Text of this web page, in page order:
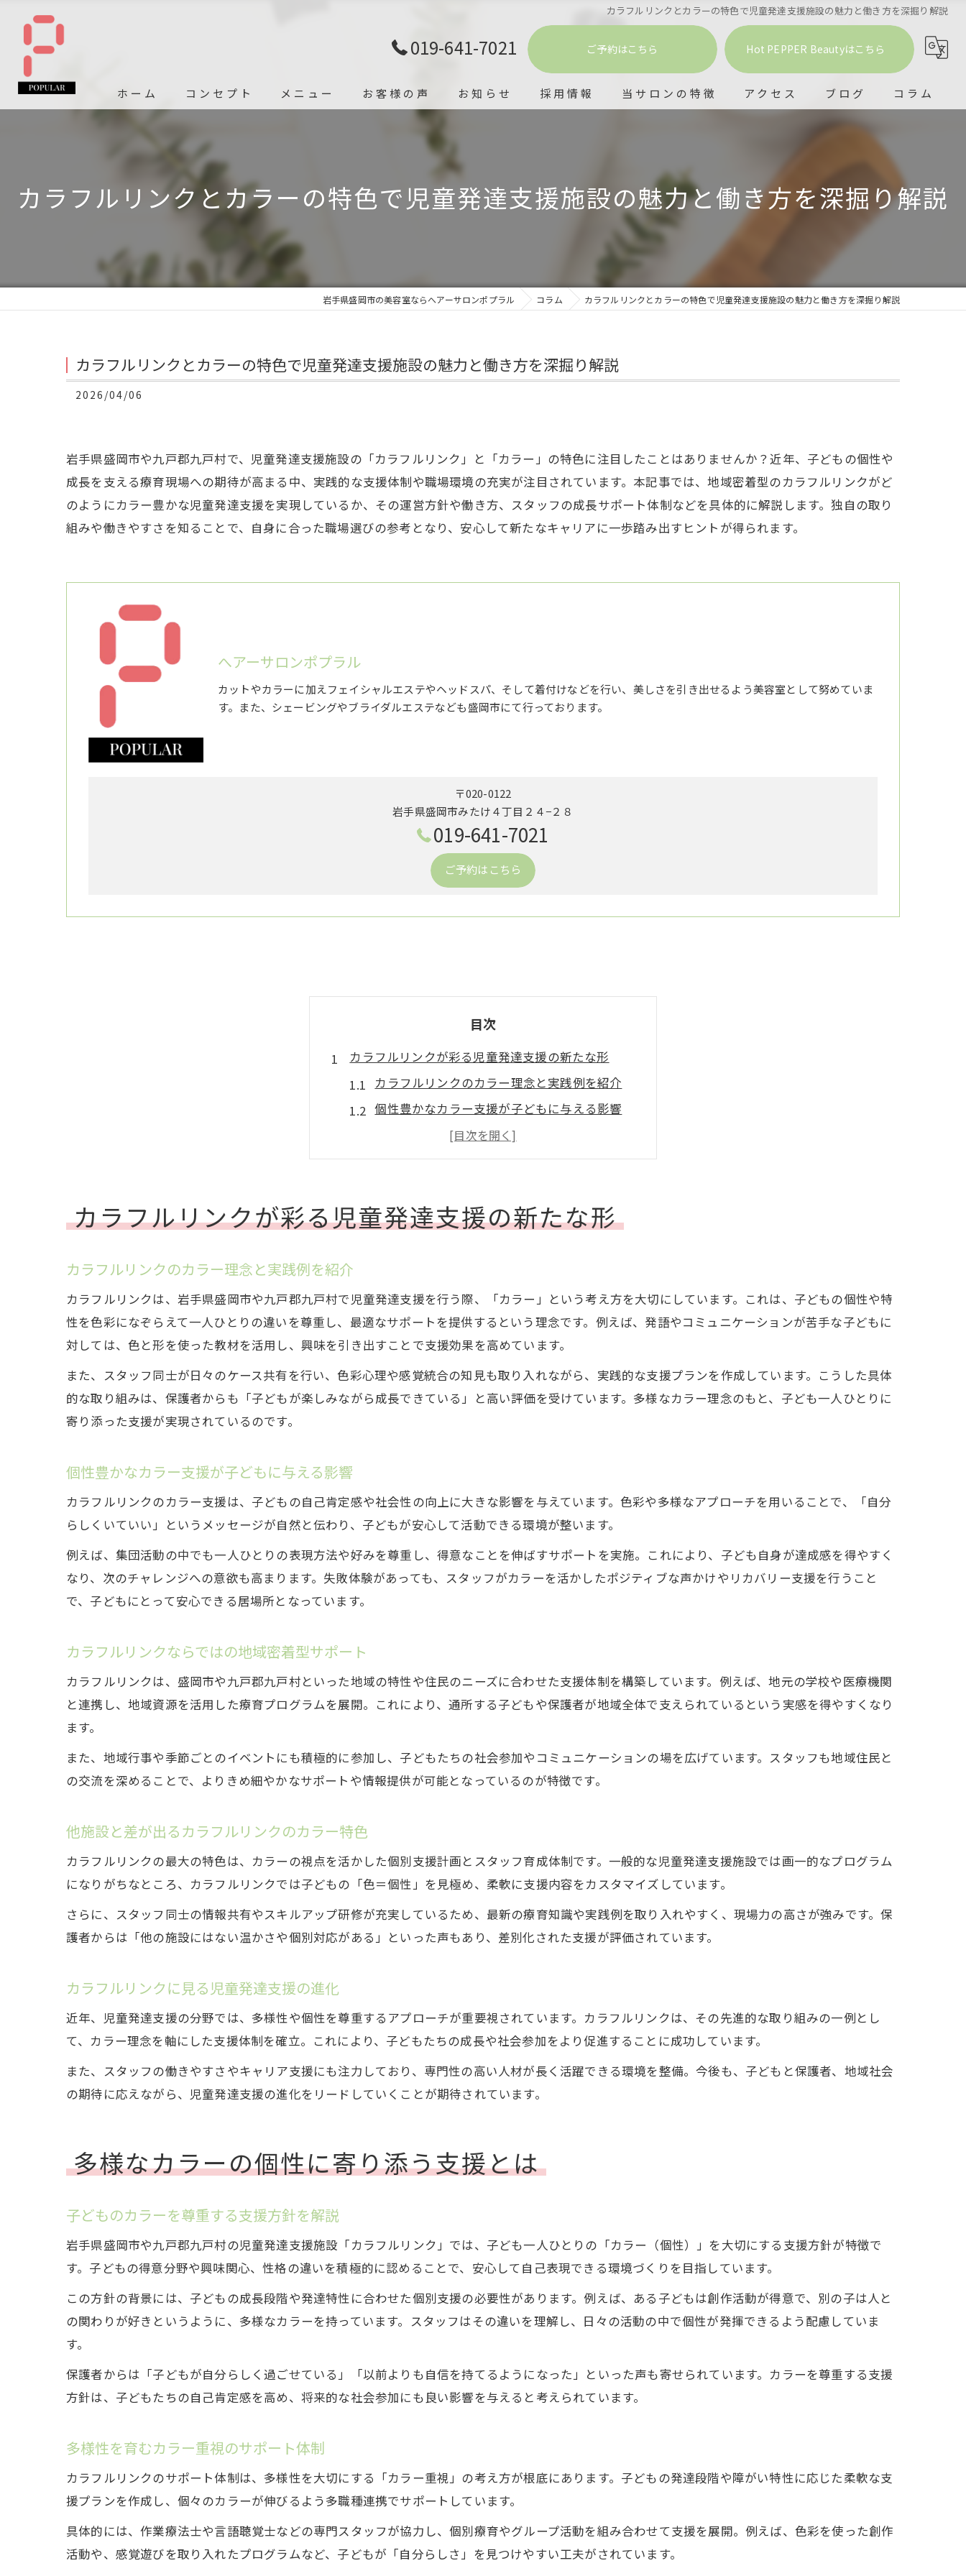
カラフルリンクとカラーの特色で児童発達支援施設の魅力と働き方を深掘り解説
019-641-7021 ご予約はこちら Hot PEPPER Beautyはこちら
ホーム コンセプト メニュー お客様の声 お知らせ 採用情報 当サロンの特徴
シェービング
ヘッドスパ
カラー
エステ
アクセス ブログ コラム
カラフルリンクとカラーの特色で児童発達支援施設の魅力と働き方を深掘り解説
岩手県盛岡市の美容室ならへアーサロンポプラル コラム カラフルリンクとカラーの特色で児童発達支援施設の魅力と働き方を深掘り解説
カラフルリンクとカラーの特色で児童発達支援施設の魅力と働き方を深掘り解説
2026/04/06
岩手県盛岡市や九戸郡九戸村で、児童発達支援施設の「カラフルリンク」と「カラー」の特色に注目したことはありませんか？近年、子どもの個性や
成長を支える療育現場への期待が高まる中、実践的な支援体制や職場環境の充実が注目されています。本記事では、地域密着型のカラフルリンクがど
のようにカラー豊かな児童発達支援を実現しているか、その運営方針や働き方、スタッフの成長サポート体制などを具体的に解説します。独自の取り
組みや働きやすさを知ることで、自身に合った職場選びの参考となり、安心して新たなキャリアに一歩踏み出すヒントが得られます。
へアーサロンポプラル
カットやカラーに加えフェイシャルエステやヘッドスパ、そして着付けなどを行い、美しさを引き出せるよう美容室として努めていま
す。また、シェービングやブライダルエステなども盛岡市にて行っております。
〒020-0122
岩手県盛岡市みたけ４丁目２４−２８
019-641-7021
ご予約はこちら
目次
カラフルリンクが彩る児童発達支援の新たな形
カラフルリンクのカラー理念と実践例を紹介
個性豊かなカラー支援が子どもに与える影響
カラフルリンクならではの地域密着型サポート
他施設と差が出るカラフルリンクのカラー特色
多様なカラーの個性に寄り添う支援とは
カラーを通じた個性理解の方法と工夫
スタッフが実践するカラーの活かし方
カラーで広がる児童発達支援の可能性
カラーを活かした働きやすい職場環境の魅力
カラーが職場環境の快適さに与える影響
職場満足度向上に繋がるカラーの役割
子どもと向き合うカラフルリンクの支援体制
カラフルリンク独自のカラー支援体制とは
カラーを基盤にした個別サポートの特徴
ワークライフバランス重視の働き方を実現
カラーで実現するワークライフバランス
働きやすさを支えるカラーの制度設計
カラーが叶える柔軟な働き方のポイント
スタッフ成長支援で選ばれる理由を探る
カラーを活かした成長支援プログラム
スタッフの成長を促すカラーの工夫
カラーがキャリアアップに与える影響
働きながら学べるカラー研修の魅力
カラフルリンクが彩る児童発達支援の新たな形
カラフルリンクのカラー理念と実践例を紹介
カラフルリンクは、岩手県盛岡市や九戸郡九戸村で児童発達支援を行う際、「カラー」という考え方を大切にしています。これは、子どもの個性や特
性を色彩になぞらえて一人ひとりの違いを尊重し、最適なサポートを提供するという理念です。例えば、発語やコミュニケーションが苦手な子どもに
対しては、色と形を使った教材を活用し、興味を引き出すことで支援効果を高めています。
また、スタッフ同士が日々のケース共有を行い、色彩心理や感覚統合の知見も取り入れながら、実践的な支援プランを作成しています。こうした具体
的な取り組みは、保護者からも「子どもが楽しみながら成長できている」と高い評価を受けています。多様なカラー理念のもと、子ども一人ひとりに
寄り添った支援が実現されているのです。
個性豊かなカラー支援が子どもに与える影響
カラフルリンクのカラー支援は、子どもの自己肯定感や社会性の向上に大きな影響を与えています。色彩や多様なアプローチを用いることで、「自分
らしくいていい」というメッセージが自然と伝わり、子どもが安心して活動できる環境が整います。
例えば、集団活動の中でも一人ひとりの表現方法や好みを尊重し、得意なことを伸ばすサポートを実施。これにより、子ども自身が達成感を得やすく
なり、次のチャレンジへの意欲も高まります。失敗体験があっても、スタッフがカラーを活かしたポジティブな声かけやリカバリー支援を行うこと
で、子どもにとって安心できる居場所となっています。
カラフルリンクならではの地域密着型サポート
カラフルリンクは、盛岡市や九戸郡九戸村といった地域の特性や住民のニーズに合わせた支援体制を構築しています。例えば、地元の学校や医療機関
と連携し、地域資源を活用した療育プログラムを展開。これにより、通所する子どもや保護者が地域全体で支えられているという実感を得やすくなり
ます。
また、地域行事や季節ごとのイベントにも積極的に参加し、子どもたちの社会参加やコミュニケーションの場を広げています。スタッフも地域住民と
の交流を深めることで、よりきめ細やかなサポートや情報提供が可能となっているのが特徴です。
他施設と差が出るカラフルリンクのカラー特色
カラフルリンクの最大の特色は、カラーの視点を活かした個別支援計画とスタッフ育成体制です。一般的な児童発達支援施設では画一的なプログラム
になりがちなところ、カラフルリンクでは子どもの「色＝個性」を見極め、柔軟に支援内容をカスタマイズしています。
さらに、スタッフ同士の情報共有やスキルアップ研修が充実しているため、最新の療育知識や実践例を取り入れやすく、現場力の高さが強みです。保
護者からは「他の施設にはない温かさや個別対応がある」といった声もあり、差別化された支援が評価されています。
カラフルリンクに見る児童発達支援の進化
近年、児童発達支援の分野では、多様性や個性を尊重するアプローチが重要視されています。カラフルリンクは、その先進的な取り組みの一例とし
て、カラー理念を軸にした支援体制を確立。これにより、子どもたちの成長や社会参加をより促進することに成功しています。
また、スタッフの働きやすさやキャリア支援にも注力しており、専門性の高い人材が長く活躍できる環境を整備。今後も、子どもと保護者、地域社会
の期待に応えながら、児童発達支援の進化をリードしていくことが期待されています。
多様なカラーの個性に寄り添う支援とは
子どものカラーを尊重する支援方針を解説
岩手県盛岡市や九戸郡九戸村の児童発達支援施設「カラフルリンク」では、子ども一人ひとりの「カラー（個性）」を大切にする支援方針が特徴で
す。子どもの得意分野や興味関心、性格の違いを積極的に認めることで、安心して自己表現できる環境づくりを目指しています。
この方針の背景には、子どもの成長段階や発達特性に合わせた個別支援の必要性があります。例えば、ある子どもは創作活動が得意で、別の子は人と
の関わりが好きというように、多様なカラーを持っています。スタッフはその違いを理解し、日々の活動の中で個性が発揮できるよう配慮していま
す。
保護者からは「子どもが自分らしく過ごせている」「以前よりも自信を持てるようになった」といった声も寄せられています。カラーを尊重する支援
方針は、子どもたちの自己肯定感を高め、将来的な社会参加にも良い影響を与えると考えられています。
多様性を育むカラー重視のサポート体制
カラフルリンクのサポート体制は、多様性を大切にする「カラー重視」の考え方が根底にあります。子どもの発達段階や障がい特性に応じた柔軟な支
援プランを作成し、個々のカラーが伸びるよう多職種連携でサポートしています。
具体的には、作業療法士や言語聴覚士などの専門スタッフが協力し、個別療育やグループ活動を組み合わせて支援を展開。例えば、色彩を使った創作
活動や、感覚遊びを取り入れたプログラムなど、子どもが「自分らしさ」を見つけやすい工夫がされています。